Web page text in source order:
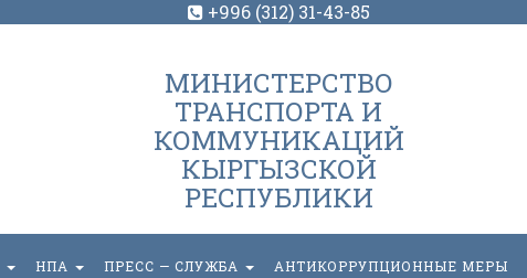
+996 (312) 31-43-85
МИНИСТЕРСТВО
ТРАНСПОРТА И
КОММУНИКАЦИЙ
КЫРГЫЗСКОЙ
РЕСПУБЛИКИ
НПА ПРЕСС — СЛУЖБА АНТИКОРРУПЦИОННЫЕ МЕРЫ